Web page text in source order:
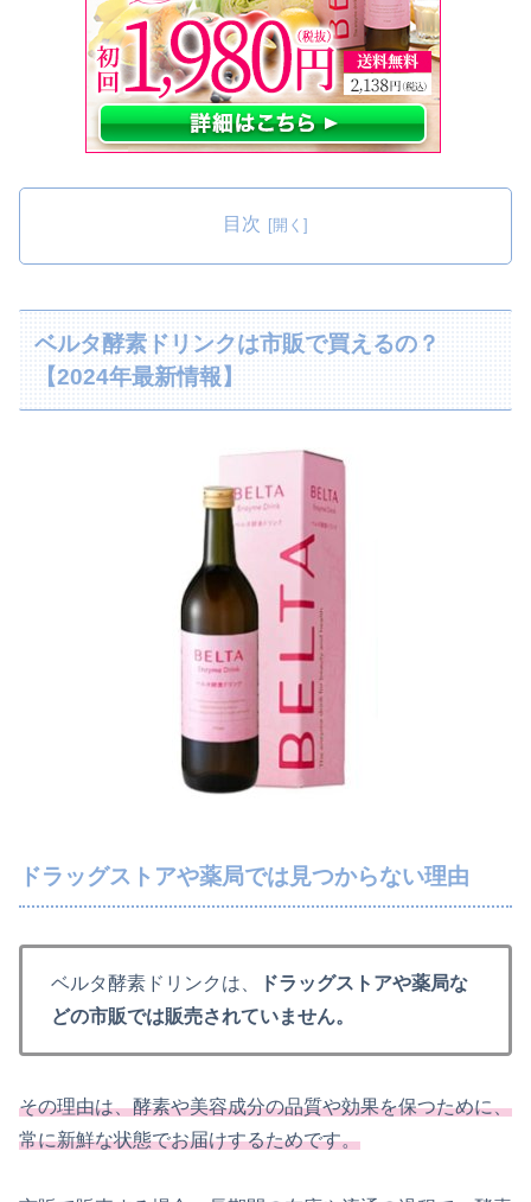
目次
ベルタ酵素ドリンクは市販で買えるの？
【2024年最新情報】
ドラッグストアや薬局では見つからない理由
ベルタ酵素ドリンクは、
ドラッグストアや薬局な
どの市販では販売されていません。
その理由は、酵素や美容成分の品質や効果を保つために、
常に新鮮な状態でお届けするためです。